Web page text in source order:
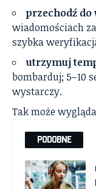
przechodź
wiadomościach
szybka
utrzymuj
bombarduj; 5–10
wystarczy.
Tak może
PODOBNE